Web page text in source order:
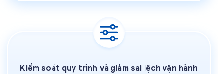
Kiểm soát quy trình và giảm sai lệch vận hành